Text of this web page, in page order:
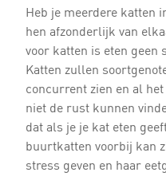
Heb je meerdere katten
hen afzonderlijk van
voor katten is eten geen
Katten zullen
concurrent zien en al
niet de rust kunnen
dat als je je kat eten
buurtkatten voorbij kan
stress geven en haar